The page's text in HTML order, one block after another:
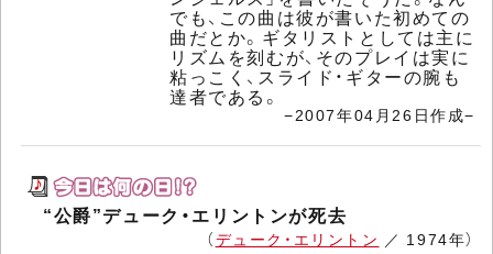
でも、この曲は彼が書いた初めての
曲だとか。ギタリストとしては主に
リズムを刻むが、そのプレイは実に
粘っこく、スライド・ギターの腕も
達者である。
−2007年04月26日作成−
“公爵”デューク・エリントンが死去
（デューク・エリントン ／ 1974年）